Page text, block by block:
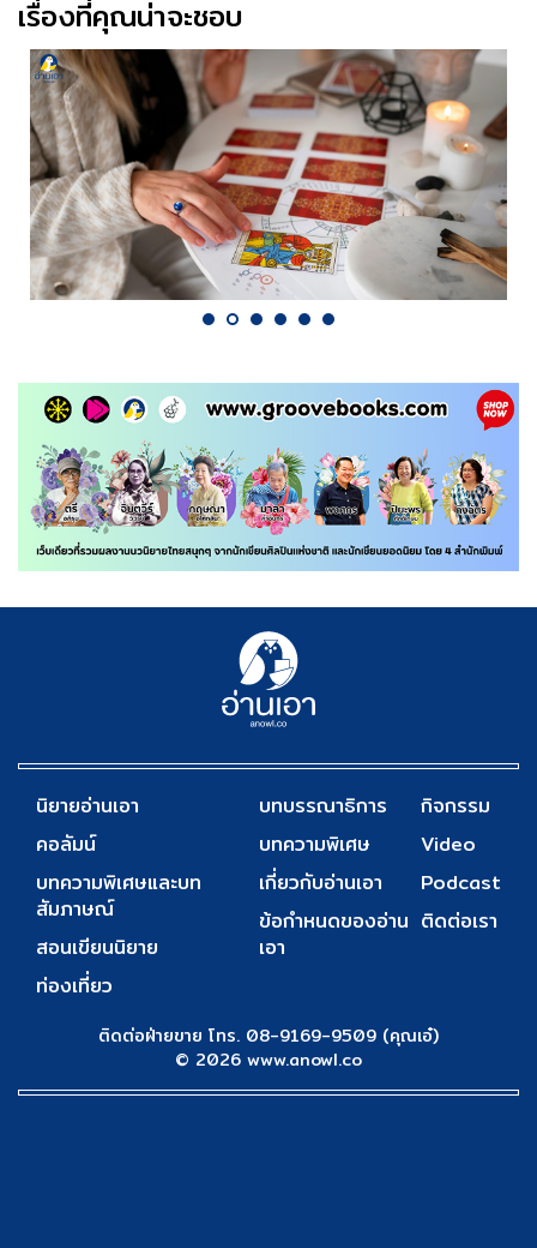
เรื่องที่คุณน่าจะชอบ
นิยายอ่านเอา
คอลัมน์
บทความพิเศษและบท
สัมภาษณ์
สอนเขียนนิยาย
ท่องเที่ยว
บทบรรณาธิการ
บทความพิเศษ
เกี่ยวกับอ่านเอา
ข้อกำหนดของอ่าน
เอา
กิจกรรม
Video
Podcast
ติดต่อเรา
ติดต่อฝ่ายขาย โทร. 08-9169-9509 (คุณเอ๋)
© 2026 www.anowl.co